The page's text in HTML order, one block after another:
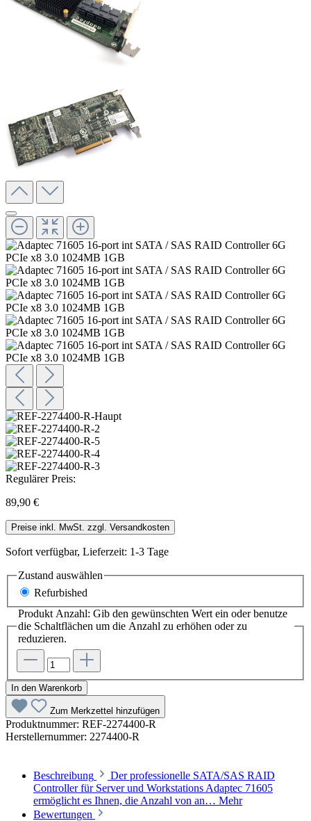
Regulärer Preis:
89,90 €
Preise inkl. MwSt. zzgl. Versandkosten
Sofort verfügbar, Lieferzeit: 1-3 Tage
Zustand auswählen
Refurbished
Produkt Anzahl: Gib den gewünschten Wert ein oder benutze
die Schaltflächen um die Anzahl zu erhöhen oder zu
reduzieren.
In den Warenkorb
Zum Merkzettel hinzufügen
Produktnummer: REF-2274400-R
Herstellernummer: 2274400-R
Beschreibung
Der professionelle SATA/SAS RAID
Controller für Server und Workstations Adaptec 71605
ermöglicht es Ihnen, die Anzahl von an… Mehr
Bewertungen